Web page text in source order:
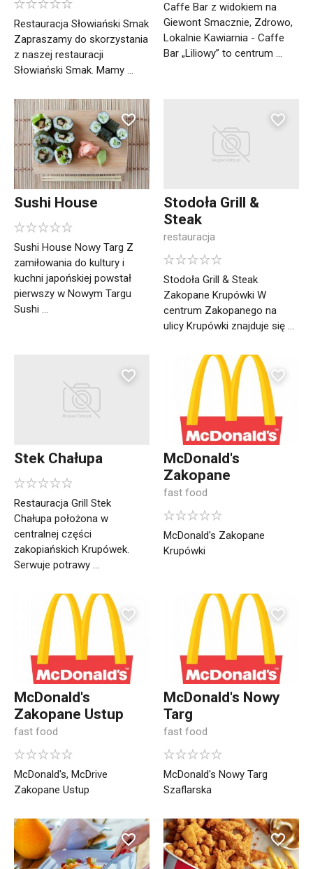
Restauracja Słowiański Smak
Zapraszamy do skorzystania
z naszej restauracji
Słowiański Smak. Mamy ...
Caffe Bar z widokiem na
Giewont Smacznie, Zdrowo,
Lokalnie Kawiarnia - Caffe
Bar „Liliowy” to centrum ...
Sushi House
Sushi House Nowy Targ Z
zamiłowania do kultury i
kuchni japońskiej powstał
pierwszy w Nowym Targu
Sushi ...
Stodoła Grill &
Steak
restauracja
Stodoła Grill & Steak
Zakopane Krupówki W
centrum Zakopanego na
ulicy Krupówki znajduje się ...
Stek Chałupa
Restauracja Grill Stek
Chałupa położona w
centralnej części
zakopiańskich Krupówek.
Serwuje potrawy ...
McDonald's
Zakopane
fast food
McDonald's Zakopane
Krupówki
McDonald's
Zakopane Ustup
fast food
McDonald's, McDrive
Zakopane Ustup
McDonald's Nowy
Targ
fast food
McDonald's Nowy Targ
Szaflarska